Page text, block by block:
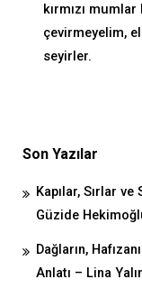
kırmızı
çevirmeyelim,
seyirler.
Son Yazılar
Kapılar, Sırlar
Güzide
Dağların,
Anlatı – Lina